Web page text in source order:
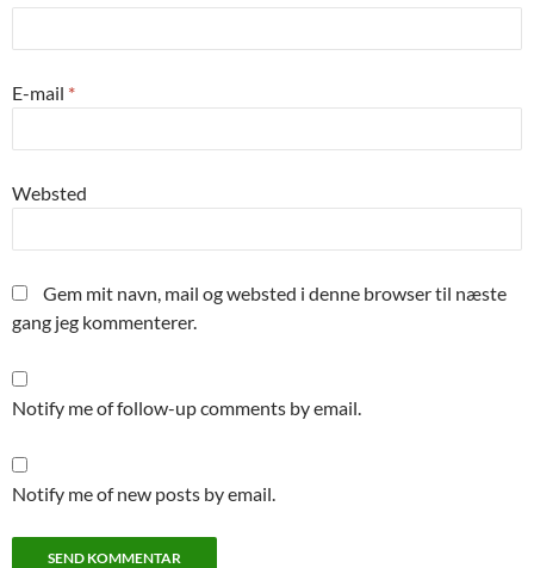
E-mail *
Websted
Gem mit navn, mail og websted i denne browser til næste
gang jeg kommenterer.
Notify me of follow-up comments by email.
Notify me of new posts by email.